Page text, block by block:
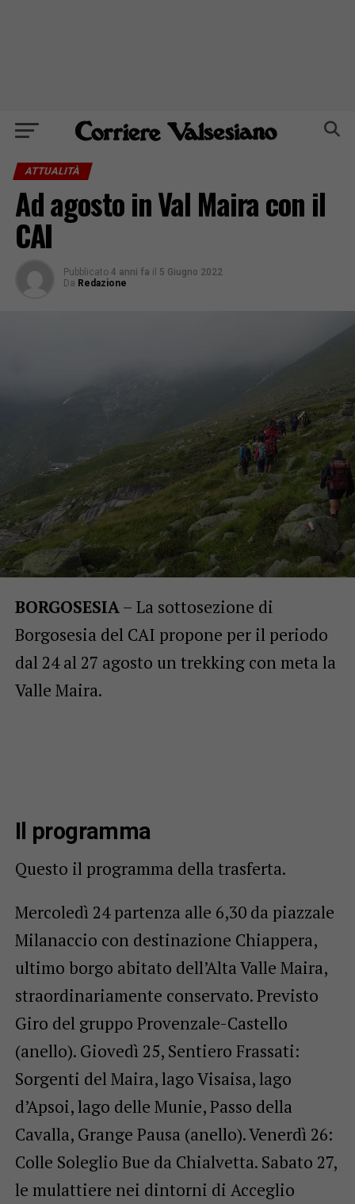
ATTUALITÀ
Ad agosto in Val Maira con il
CAI
Pubblicato 4 anni fa il 5 Giugno 2022
Da Redazione
BORGOSESIA– La sottosezione di
Borgosesia del CAI propone per il periodo
dal 24 al 27 agosto un trekking con meta la
Valle Maira.
Il programma
Questo il programma della trasferta.
Mercoledì 24 partenza alle 6,30 da piazzale
Milanaccio con destinazione Chiappera,
ultimo borgo abitato dell’Alta Valle Maira,
straordinariamente conservato. Previsto
Giro del gruppo Provenzale-Castello
(anello). Giovedì 25, Sentiero Frassati:
Sorgenti del Maira, lago Visaisa, lago
d’Apsoi, lago delle Munie, Passo della
Cavalla, Grange Pausa (anello). Venerdì 26:
Colle Soleglio Bue da Chialvetta. Sabato 27,
le mulattiere nei dintorni di Acceglio